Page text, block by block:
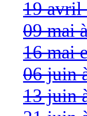
19 avril
09 mai
16 mai
06 juin
13 juin